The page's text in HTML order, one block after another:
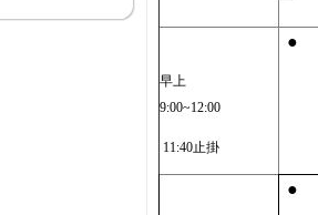
早上
9:00~12:00
11:40止掛
●
●